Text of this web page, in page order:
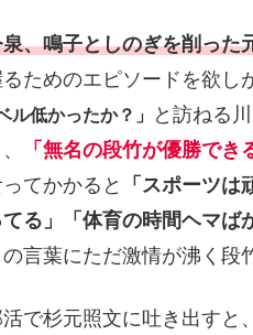
、鳴子としのぎを削った
ためのエピソードを欲し
ル低かったか？」
と訪ねる
「無名の段竹が優勝でき
てかかると
「スポーツ
る」「体育の時間ヘマ
の言葉にただ激情が沸く段
で杉元照文に吐き出す